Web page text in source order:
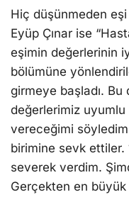
Hiç düşünmeden
Eyüp Çınar ise
eşimin değerlerinin
bölümüne
girmeye başladı. Bu
değerlerimiz uyumlu
vereceğimi
birimine sevk ettiler.
severek verdim.
Gerçekten en